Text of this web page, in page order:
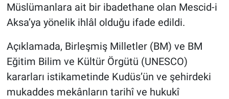
Müslümanlara ait bir ibadethane olan Mescid-i
Aksa’ya yönelik ihlâl olduğu ifade edildi.
Açıklamada, Birleşmiş Milletler (BM) ve BM
Eğitim Bilim ve Kültür Örgütü (UNESCO)
kararları istikametinde Kudüs’ün ve şehirdeki
mukaddes mekânların tarihî ve hukukî